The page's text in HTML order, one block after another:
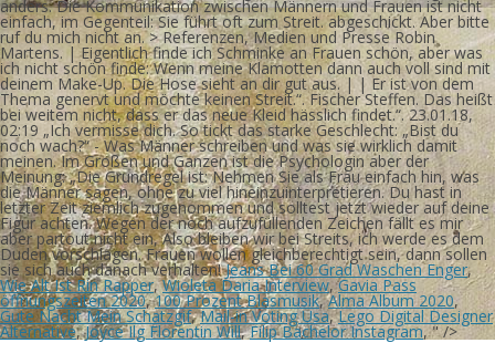
anders. Die Kommunikation zwischen Männern und Frauen ist nicht
einfach, im Gegenteil: Sie führt oft zum Streit. abgeschickt. Aber bitte
ruf du mich nicht an. > Referenzen, Medien und Presse Robin
Martens. | Eigentlich finde ich Schminke an Frauen schön, aber was
ich nicht schön finde: Wenn meine Klamotten dann auch voll sind mit
deinem Make-Up. Die Hose sieht an dir gut aus. | | Er ist von dem
Thema genervt und möchte keinen Streit.“. Fischer Steffen. Das heißt
bei weitem nicht, dass er das neue Kleid hässlich findet.“. 23.01.18,
02:19 „Ich vermisse dich. So tickt das starke Geschlecht: „Bist du
noch wach?“ - Was Männer schreiben und was sie wirklich damit
meinen. Im Großen und Ganzen ist die Psychologin aber der
Meinung: „Die Grundregel ist: Nehmen Sie als Frau einfach hin, was
die Männer sagen, ohne zu viel hineinzuinterpretieren. Du hast in
letzter Zeit ziemlich zugenommen und solltest jetzt wieder auf deine
Figur achten. Wegen der noch aufzufüllenden Zeichen fällt es mir
aber partout nicht ein, Also bleiben wir bei Streits, ich werde es dem
Duden vorschlagen. Frauen wollen gleichberechtigt sein, dann sollen
sie sich auch danach verhalten!Jeans Bei 60 Grad Waschen Enger,
Wie Alt Ist Rin Rapper,Wioleta Daria Interview,Gavia Pass
öffnungszeiten 2020,100 Prozent Blasmusik,Alma Album 2020,
Gute Nacht Mein Schatzgif,Mail-in Voting Usa,Lego Digital Designer
Alternative,Joyce Ilg Florentin Will,Filip Bachelor Instagram, " />